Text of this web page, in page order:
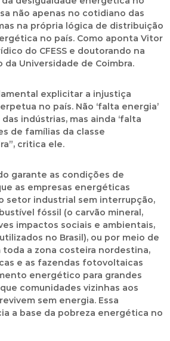
não apenas no cotidiano das
na própria lógica de distribuição
no país. Como aponta Vitor
do CFESS e doutorando na
da Universidade de Coimbra.
explicitar a injustiça
no país. Não ‘falta energia’
indústrias, mas ainda ‘falta
de famílias da classe
critica ele.
garante as condições de
as empresas energéticas
setor industrial sem interrupção,
fóssil (o carvão mineral,
impactos sociais e ambientais,
no Brasil), ou por meio de
toda a zona costeira nordestina,
e as fazendas fotovoltaicas
energético para grandes
comunidades vizinhas aos
sem energia. Essa
a base da pobreza energética no